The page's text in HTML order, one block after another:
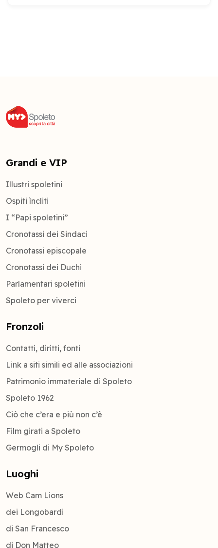
Grandi e VIP
Illustri spoletini
Ospiti ìncliti
I “Papi spoletini”
Cronotassi dei Sindaci
Cronotassi episcopale
Cronotassi dei Duchi
Parlamentari spoletini
Spoleto per viverci
Fronzoli
Contatti, diritti, fonti
Link a siti simili ed alle associazioni
Patrimonio immateriale di Spoleto
Spoleto 1962
Ciò che c’era e più non c’è
Film girati a Spoleto
Germogli di My Spoleto
Luoghi
Web Cam Lions
dei Longobardi
di San Francesco
di Don Matteo